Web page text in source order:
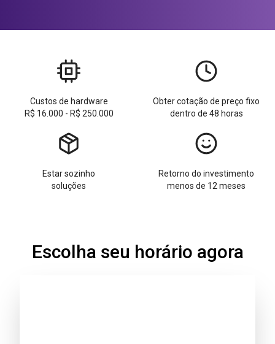
Custos de hardware
R$ 16.000 - R$ 250.000
Obter cotação de preço fixo
dentro de 48 horas
Estar sozinho
soluções
Retorno do investimento
menos de 12 meses
Escolha seu horário agora